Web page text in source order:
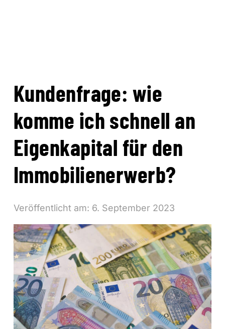
Kundenfrage: wie
komme ich schnell an
Eigenkapital für den
Immobilienerwerb?
Veröffentlicht am: 6. September 2023